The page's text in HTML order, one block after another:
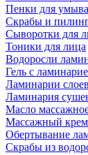
Пенки для
Скрабы и
Сыворотки для
Тоники для лица
Водоросли
Гель с
Ламинарии
Ламинария
Масло
Массажный крем
Обертывание
Скрабы из